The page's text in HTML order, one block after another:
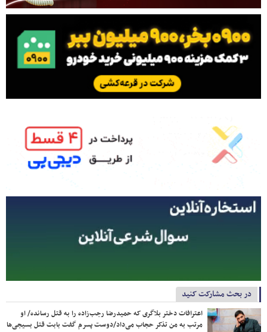
در بحث مشارکت کنید
اعترافات دختر بلاگری که حمیدرضا رجب‌زاده را به قتل رسانده/ او
مرتب به من تذکر حجاب می‌داد/دوست پسرم گفت بابت قتل بسیجی‌ها